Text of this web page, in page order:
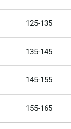
125-135
135-145
145-155
155-165